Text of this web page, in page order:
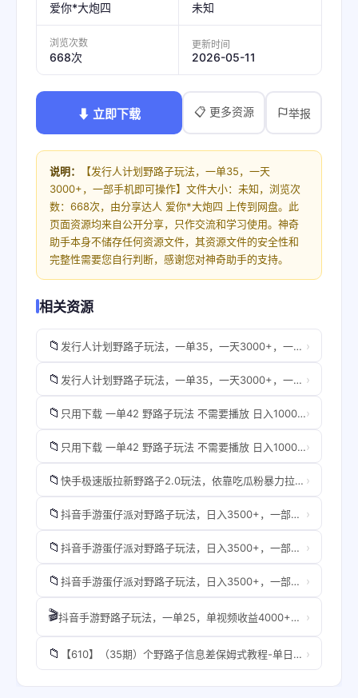
爱你*大炮四 未知
浏览次数
668次
更新时间
2026-05-11
⬇ 立即下载 📋 更多资源 举报
说明：
【发行人计划野路子玩法，一单35，一天
3000+，一部手机即可操作】文件大小：未知，浏览次
数：668次，由分享达人 爱你*大炮四 上传到网盘。此
页面资源均来自公开分享，只作交流和学习使用。神奇
助手本身不储存任何资源文件，其资源文件的安全性和
完整性需要您自行判断，感谢您对神奇助手的支持。
相关资源
📁 发行人计划野路子玩法，一单35，一天3000+，一部手机即可操作 ›
📁 发行人计划野路子玩法，一单35，一天3000+，一部手机即可操作 ›
📁 只用下载 一单42 野路子玩法 不需要播放 日入1000+抖音游戏升级玩法 文明与征服›
📁 只用下载 一单42 野路子玩法 不需要播放 日入1000+抖音游戏升级玩法 文明与征服›
📁 快手极速版拉新野路子2.0玩法，依靠吃瓜粉暴力拉新，一单43 ›
📁 抖音手游蛋仔派对野路子玩法，日入3500+，一部手机即可操作 ›
📁 抖音手游蛋仔派对野路子玩法，日入3500+，一部手机即可操作 ›
📁 抖音手游蛋仔派对野路子玩法，日入3500+，一部手机即可操作 ›
🎬 抖音手游野路子玩法，一单25，单视频收益4000+，日入几千轻轻松松，一部手机即可操作，稳定玩法， 小白轻松上手！ ›
📁 【610】（35期）个野路子信息差保姆式教程-单日变现+的玩法解密 ›